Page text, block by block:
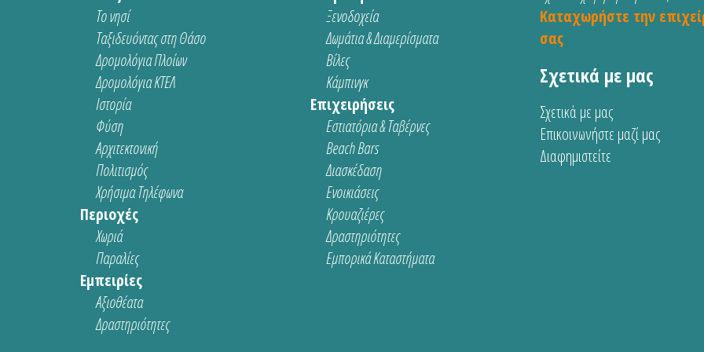
Το νησί
Ταξιδευόντας στη Θάσο
Δρομολόγια Πλοίων
Δρομολόγια ΚΤΕΛ
Ιστορία
Φύση
Αρχιτεκτονική
Πολιτισμός
Χρήσιμα Τηλέφωνα
Περιοχές
Χωριά
Παραλίες
Εμπειρίες
Αξιοθέατα
Δραστηριότητες
Ξενοδοχεία
Δωμάτια & Διαμερίσματα
Βίλες
Κάμπινγκ
Επιχειρήσεις
Εστιατόρια & Ταβέρνες
Beach Bars
Διασκέδαση
Ενοικιάσεις
Κρουαζιέρες
Δραστηριότητες
Εμπορικά Καταστήματα
Καταχωρήστε την
σας
Σχετικά με μας
Σχετικά με μας
Επικοινωνήστε μαζί μας
Διαφημιστείτε